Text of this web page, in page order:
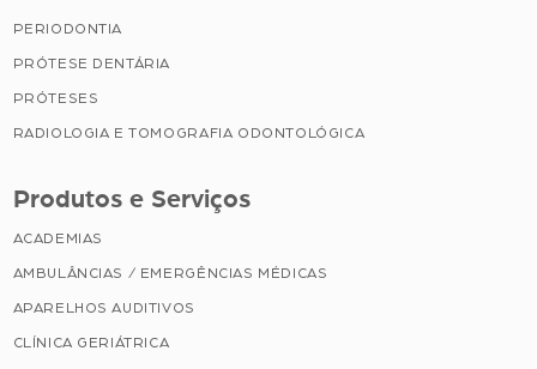
PERIODONTIA
PRÓTESE DENTÁRIA
PRÓTESES
RADIOLOGIA E TOMOGRAFIA ODONTOLÓGICA
Produtos e Serviços
ACADEMIAS
AMBULÂNCIAS / EMERGÊNCIAS MÉDICAS
APARELHOS AUDITIVOS
CLÍNICA GERIÁTRICA